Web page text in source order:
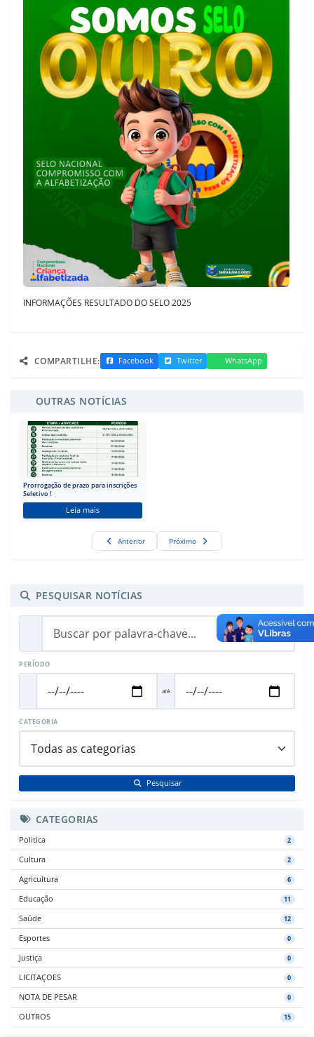
INFORMAÇÕES RESULTADO DO SELO 2025
COMPARTILHE: Facebook Twitter WhatsApp
OUTRAS NOTÍCIAS
Prorrogação de prazo para inscrições
Seletivo !
Leia mais
Anterior Próximo
PESQUISAR NOTÍCIAS
PERÍODO
até
CATEGORIA
Pesquisar
CATEGORIAS
Politica 2
Cultura 2
Agricultura 6
Educação 11
Saúde 12
Esportes 0
Justiça 0
LICITAÇOES 0
NOTA DE PESAR 0
OUTROS 15